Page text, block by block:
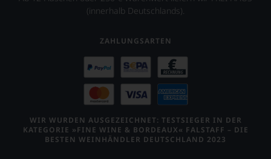
(innerhalb Deutschlands).
ZAHLUNGSARTEN
WIR WURDEN AUSGEZEICHNET: TESTSIEGER IN DER
KATEGORIE »FINE WINE & BORDEAUX« FALSTAFF – DIE
BESTEN WEINHÄNDLER DEUTSCHLAND 2023